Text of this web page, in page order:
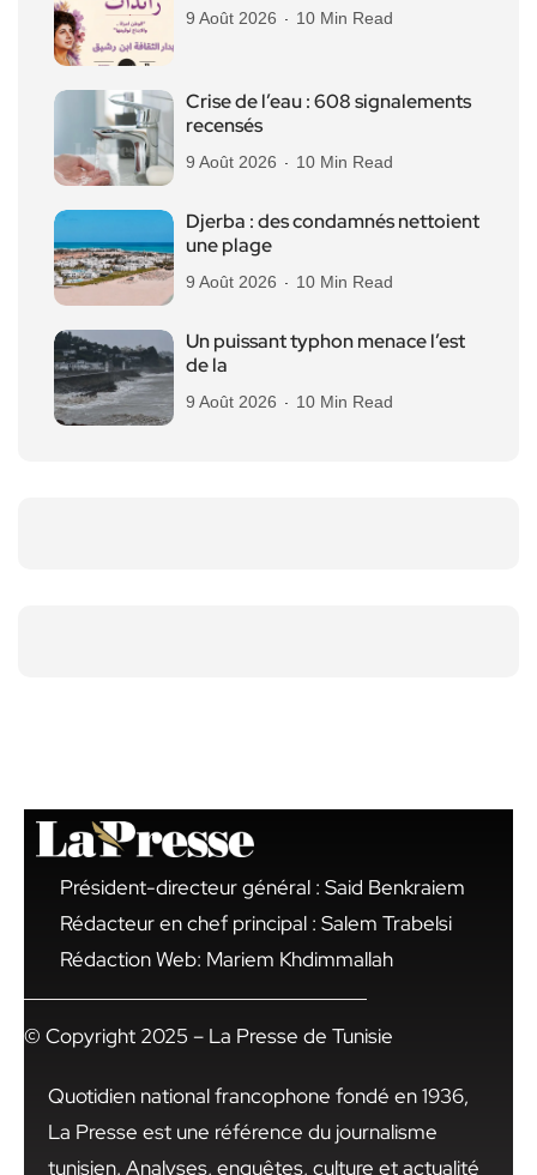
9 Août 2026 10 Min Read
Crise de l’eau : 608 signalements
recensés
9 Août 2026 10 Min Read
Djerba : des condamnés nettoient
une plage
9 Août 2026 10 Min Read
Un puissant typhon menace l’est
de la
9 Août 2026 10 Min Read
Président-directeur général : Said Benkraiem
Rédacteur en chef principal : Salem Trabelsi
Rédaction Web: Mariem Khdimmallah
© Copyright 2025 – La Presse de Tunisie
Quotidien national francophone fondé en 1936,
La Presse est une référence du journalisme
tunisien. Analyses, enquêtes, culture et actualité